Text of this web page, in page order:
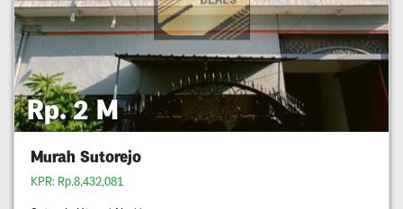
Rp. 2 M
Murah Sutorejo
KPR: Rp.8,432,081